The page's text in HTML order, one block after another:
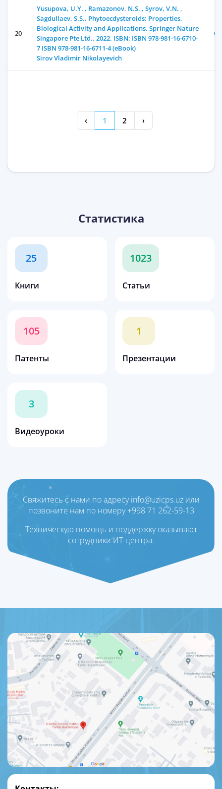
20
Yusupova, U.Y. , Ramazonov, N.S. , Syrov, V.N. ,
Sagdullaev, S.S.. Phytoecdysteroids: Properties,
Biological Activity and Applications. Springer Nature
Singapore Pte Ltd.. 2022. ISBN: ISBN 978-981-16-6710-
7 ISBN 978-981-16-6711-4 (eBook)
Sirov Vladimir Nikolayevich
‹ 1 2 ›
Статистика
25
Книги
1023
Статьи
105
Патенты
1
Презентации
3
Видеоуроки
Свяжитесь с нами по адресу info@uzicps.uz или
позвоните нам по номеру +998 71 262-59-13
Техническую помощь и поддержку оказывают
сотрудники ИТ-центра.